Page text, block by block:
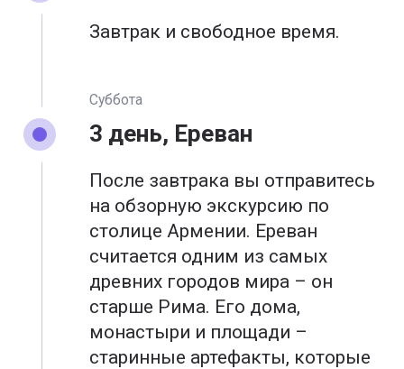
Завтрак и свободное время.
Суббота
3 день, Ереван
После завтрака вы отправитесь
на обзорную экскурсию по
столице Армении. Ереван
считается одним из самых
древних городов мира – он
старше Рима. Его дома,
монастыри и площади –
старинные артефакты, которые